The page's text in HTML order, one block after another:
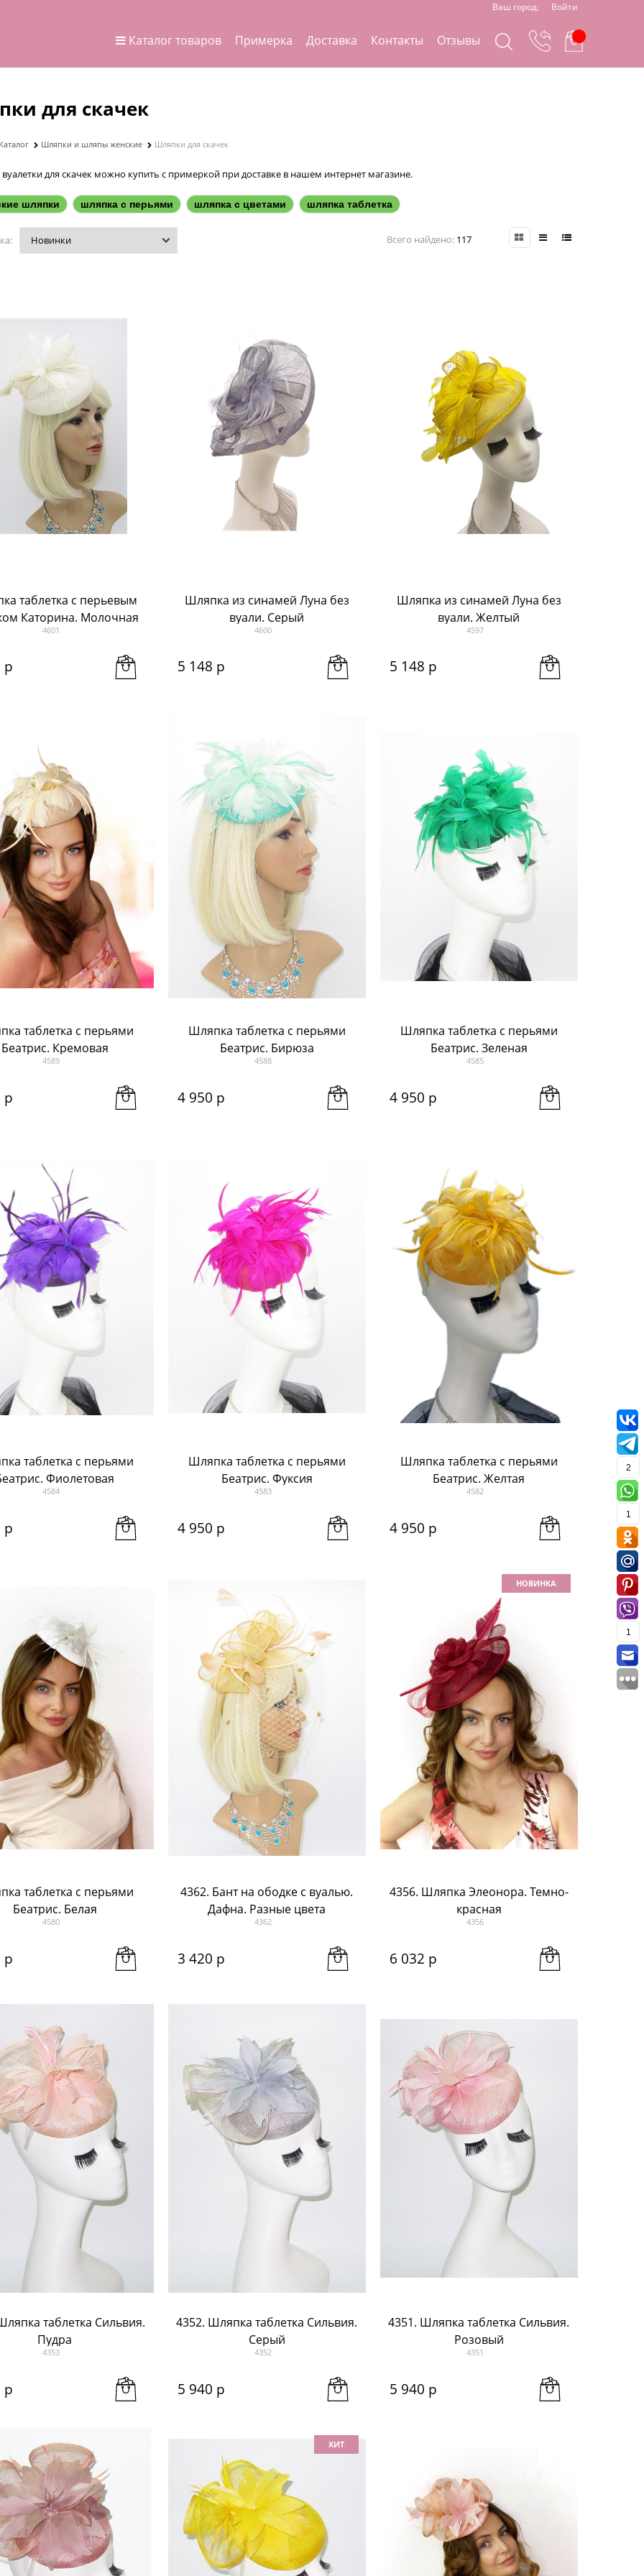
Ваш город: Войти
Каталог товаров Примерка Доставка Контакты Отзывы
для скачек
Шляпки и шляпы женские Шляпки для скачек
для скачек можно купить с примеркой при доставке в нашем интернет магазине.
шляпки шляпка с перьями шляпка с цветами шляпка таблетка
Всего найдено: 117
таблетка с перьевым
Каторина. Молочная
4601
р
Шляпка из синамей Луна без
вуали. Серый
4600
5 148 р
Шляпка из синамей Луна без
вуали. Желтый
4597
5 148 р
таблетка с перьями
Беатрис. Кремовая
4589
р
Шляпка таблетка с перьями
Беатрис. Бирюза
4588
4 950 р
Шляпка таблетка с перьями
Беатрис. Зеленая
4585
4 950 р
таблетка с перьями
Фиолетовая
4584
р
Шляпка таблетка с перьями
Беатрис. Фуксия
4583
4 950 р
Шляпка таблетка с перьями
Беатрис. Желтая
4582
4 950 р
таблетка с перьями
Беатрис. Белая
4580
р
4362. Бант на ободке с вуалью.
Дафна. Разные цвета
4362
3 420 р
4356. Шляпка Элеонора. Темно-
красная
4356
НОВИНКА
6 032 р
таблетка Сильвия.
Пудра
4353
р
4352. Шляпка таблетка Сильвия.
Серый
4352
5 940 р
4351. Шляпка таблетка Сильвия.
Розовый
4351
5 940 р
ХИТ
2
1
1